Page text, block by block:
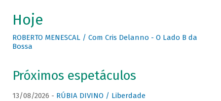
Hoje
ROBERTO MENESCAL / Com Cris Delanno - O Lado B da
Bossa
Próximos espetáculos
13/08/2026 - RÚBIA DIVINO / Liberdade